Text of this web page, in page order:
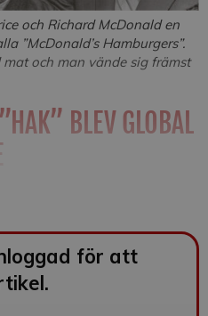
och Richard McDonald en
”McDonald’s Hamburgers”.
och man vände sig främst
BLEV GLOBAL
för att